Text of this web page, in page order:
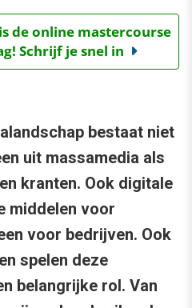
de online mastercourse
Schrijf je snel in
bestaat niet
uit massamedia als
kranten. Ook digitale
middelen voor
voor bedrijven. Ook
spelen deze
belangrijke rol. Van